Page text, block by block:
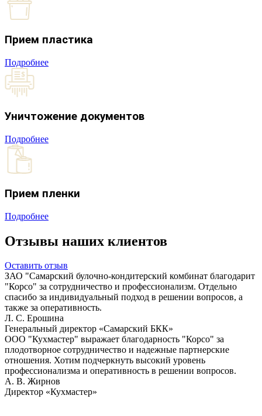
Прием пластика
Подробнее
Уничтожение документов
Подробнее
Прием пленки
Подробнее
Отзывы наших клиентов
Оставить отзыв
ЗАО "Самарский булочно-кондитерский комбинат благодарит
"Корсо" за сотрудничество и профессионализм. Отдельно
спасибо за индивидуальный подход в решении вопросов, а
также за оперативность.
Л. С. Ерошина
Генеральный директор «Самарский БКК»
ООО "Кухмастер" выражает благодарность "Корсо" за
плодотворное сотрудничество и надежные партнерские
отношения. Хотим подчеркнуть высокий уровень
профессионализма и оперативность в решении вопросов.
А. В. Жирнов
Директор «Кухмастер»